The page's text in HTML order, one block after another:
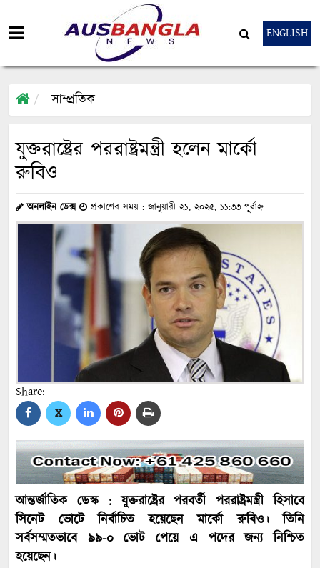
ENGLISH
সাম্প্রতিক
যুক্তরাষ্ট্রের পররাষ্ট্রমন্ত্রী হলেন মার্কো
রুবিও
অনলাইন ডেক্স প্রকাশের সময় : জানুয়ারী ২১, ২০২৫, ১১:৩৩ পূর্বাহ্ন
Share:
X
আন্তর্জাতিক ডেস্ক : যুক্তরাষ্ট্রের পরবর্তী পররাষ্ট্রমন্ত্রী হিসাবে
সিনেট ভোটে নির্বাচিত হয়েছেন মার্কো রুবিও। তিনি
সর্বসম্মতভাবে ৯৯-০ ভোট পেয়ে এ পদের জন্য নিশ্চিত
হয়েছেন।